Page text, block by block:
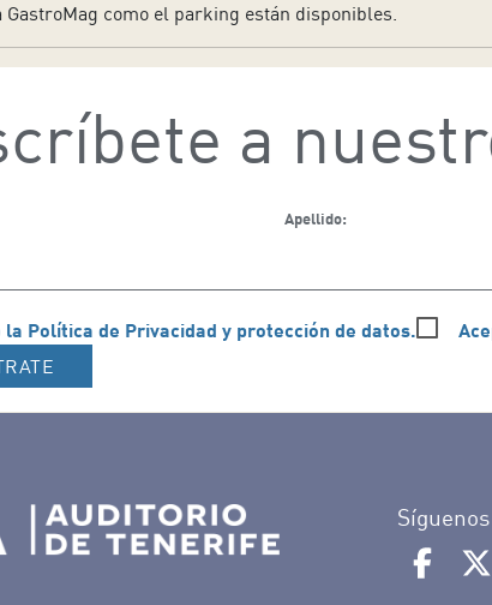
GastroMag como el parking están disponibles.
a
Apellido:
la Política de Privacidad y protección de datos.
Ir a